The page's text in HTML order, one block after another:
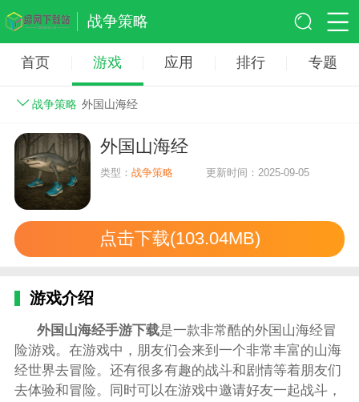
战争策略
首页 游戏 应用 排行 专题
战争策略 外国山海经
外国山海经
类型：战争策略 更新时间：2025-09-05
点击下载(103.04MB)
游戏介绍
外国山海经手游下载是一款非常酷的外国山海经冒
险游戏。在游戏中，朋友们会来到一个非常丰富的山海
经世界去冒险。还有很多有趣的战斗和剧情等着朋友们
去体验和冒险。同时可以在游戏中邀请好友一起战斗，